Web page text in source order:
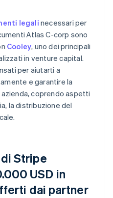
legalinecessari per
Atlas C-corp sono
Cooley, uno dei principali
in venture capital.
per aiutarti a
e garantire la
coprendo aspetti
la distribuzione del
Stripe
USD in
dai partner